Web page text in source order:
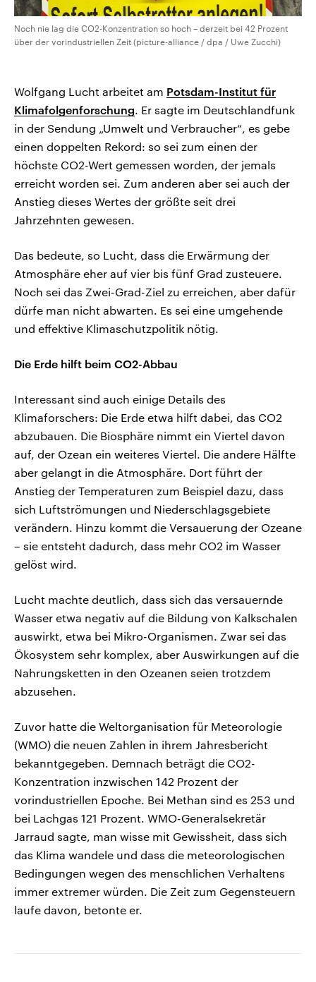
Noch nie lag die CO2-Konzentration so hoch – derzeit bei 42 Prozent
über der vorindustriellen Zeit (picture-alliance / dpa / Uwe Zucchi)
Wolfgang Lucht arbeitet am Potsdam-Institut für
Klimafolgenforschung. Er sagte im Deutschlandfunk
in der Sendung „Umwelt und Verbraucher“, es gebe
einen doppelten Rekord: so sei zum einen der
höchste CO2-Wert gemessen worden, der jemals
erreicht worden sei. Zum anderen aber sei auch der
Anstieg dieses Wertes der größte seit drei
Jahrzehnten gewesen.
Das bedeute, so Lucht, dass die Erwärmung der
Atmosphäre eher auf vier bis fünf Grad zusteuere.
Noch sei das Zwei-Grad-Ziel zu erreichen, aber dafür
dürfe man nicht abwarten. Es sei eine umgehende
und effektive Klimaschutzpolitik nötig.
Die Erde hilft beim CO2-Abbau
Interessant sind auch einige Details des
Klimaforschers: Die Erde etwa hilft dabei, das CO2
abzubauen. Die Biosphäre nimmt ein Viertel davon
auf, der Ozean ein weiteres Viertel. Die andere Hälfte
aber gelangt in die Atmosphäre. Dort führt der
Anstieg der Temperaturen zum Beispiel dazu, dass
sich Luftströmungen und Niederschlagsgebiete
verändern. Hinzu kommt die Versauerung der Ozeane
– sie entsteht dadurch, dass mehr CO2 im Wasser
gelöst wird.
Lucht machte deutlich, dass sich das versauernde
Wasser etwa negativ auf die Bildung von Kalkschalen
auswirkt, etwa bei Mikro-Organismen. Zwar sei das
Ökosystem sehr komplex, aber Auswirkungen auf die
Nahrungsketten in den Ozeanen seien trotzdem
abzusehen.
Zuvor hatte die Weltorganisation für Meteorologie
(WMO) die neuen Zahlen in ihrem Jahresbericht
bekanntgegeben. Demnach beträgt die CO2-
Konzentration inzwischen 142 Prozent der
vorindustriellen Epoche. Bei Methan sind es 253 und
bei Lachgas 121 Prozent. WMO-Generalsekretär
Jarraud sagte, man wisse mit Gewissheit, dass sich
das Klima wandele und dass die meteorologischen
Bedingungen wegen des menschlichen Verhaltens
immer extremer würden. Die Zeit zum Gegensteuern
laufe davon, betonte er.